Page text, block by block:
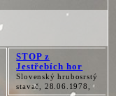
STOP z
Jestřebích hor
Slovenský hrubosrstý
stavač, 28.06.1978,